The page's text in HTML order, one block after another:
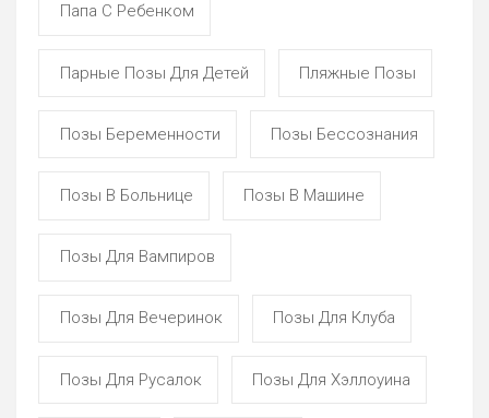
Папа С Ребенком
Парные Позы Для Детей Пляжные Позы
Позы Беременности Позы Бессознания
Позы В Больнице Позы В Машине
Позы Для Вампиров
Позы Для Вечеринок Позы Для Клуба
Позы Для Русалок Позы Для Хэллоуина